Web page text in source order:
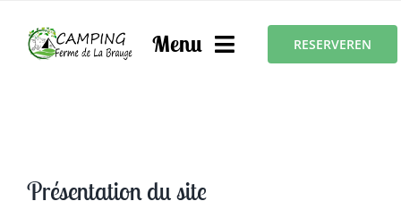
content
Menu
Verhuur
RESERVEREN
Présentation du site